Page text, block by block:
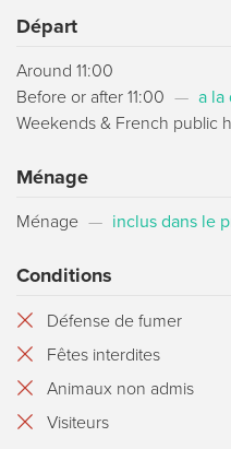
Départ
Around 11:00
Before or after 11:00 — a la
Weekends & French public
Ménage
Ménage — inclus dans le
Conditions
Défense de fumer
Fêtes interdites
Animaux non admis
Visiteurs